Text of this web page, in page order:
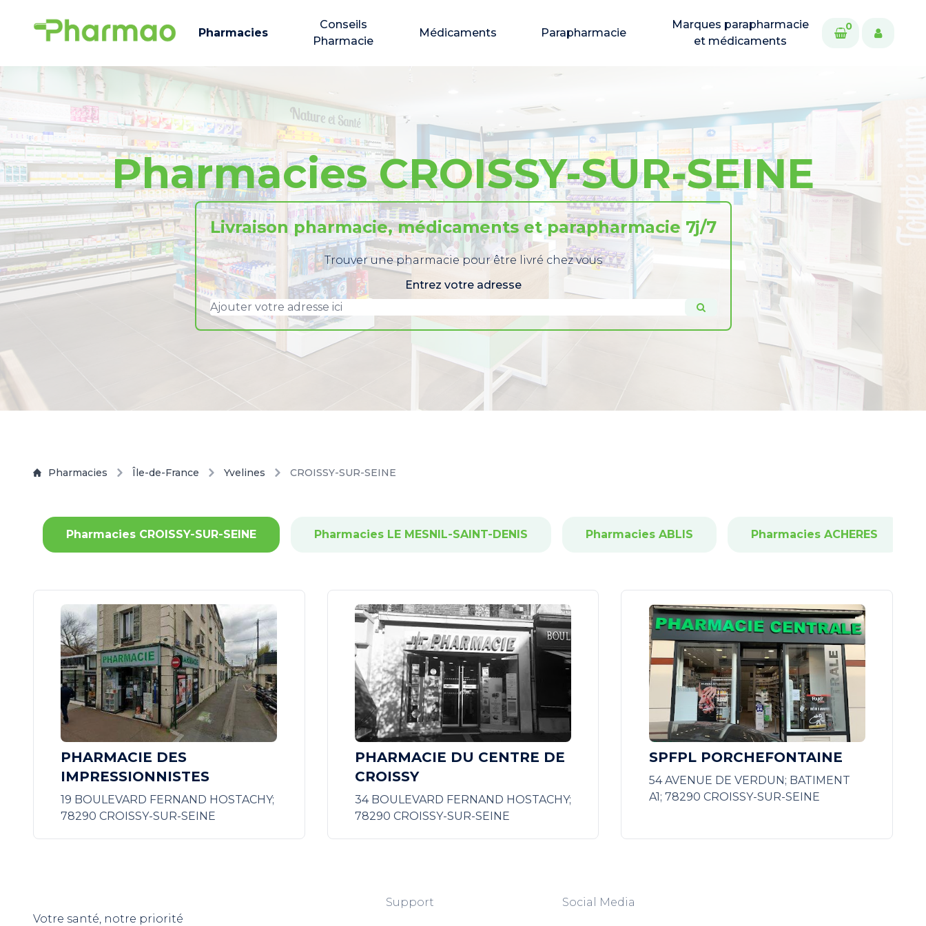
Pharmacies
Conseils
Pharmacie
Médicaments Parapharmacie
Marques parapharmacie
et médicaments
0
Pharmacies CROISSY-SUR-SEINE
Livraison pharmacie, médicaments et parapharmacie 7j/7
Trouver une pharmacie pour être livré chez vous
Entrez votre adresse
Pharmacies Île-de-France Yvelines CROISSY-SUR-SEINE
Pharmacies CROISSY-SUR-SEINE Pharmacies LE MESNIL-SAINT-DENIS Pharmacies ABLIS Pharmacies ACHERES
PHARMACIE DES
IMPRESSIONNISTES
19 BOULEVARD FERNAND HOSTACHY;
78290 CROISSY-SUR-SEINE
PHARMACIE DU CENTRE DE
CROISSY
34 BOULEVARD FERNAND HOSTACHY;
78290 CROISSY-SUR-SEINE
SPFPL PORCHEFONTAINE
54 AVENUE DE VERDUN; BATIMENT
A1; 78290 CROISSY-SUR-SEINE
Votre santé, notre priorité
Support Social Media